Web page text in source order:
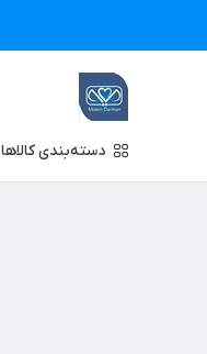
دسته‌بندی کالاها